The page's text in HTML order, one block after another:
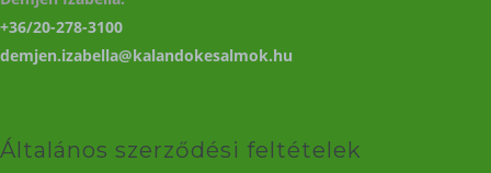
+36/20-278-3100
demjen.izabella@kalandokesalmok.hu
Általános szerződési feltételek